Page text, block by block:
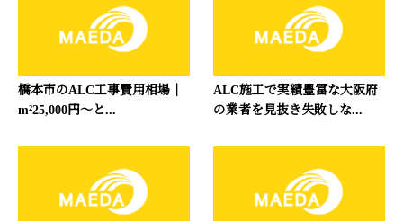
橋本市のALC工事費用相場｜
m²25,000円〜と...
ALC施工で実績豊富な大阪府
の業者を見抜き失敗しな...